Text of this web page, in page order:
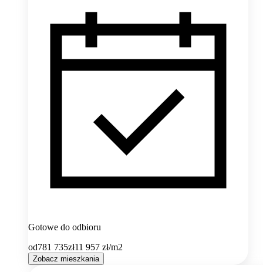
Gotowe do odbioru
od781 735zł11 957 zł/m2
Zobacz mieszkania